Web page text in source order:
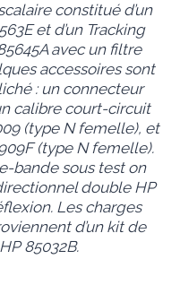
constitué d’un
et d’un Tracking
avec un filtre
accessoires sont
: un connecteur
calibre court-circuit
(type N femelle), et
(type N femelle).
bande sous test on
double HP
Les charges
d’un kit de
85032B.